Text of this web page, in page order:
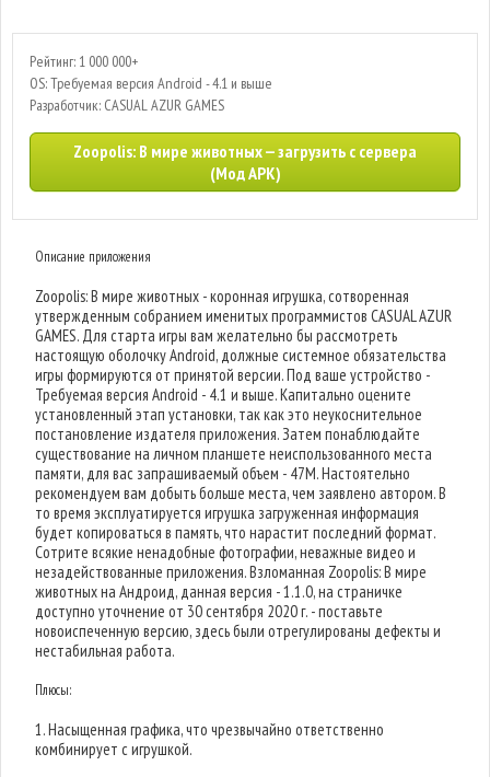
Рейтинг: 1 000 000+
OS: Требуемая версия Android - 4.1 и выше
Разработчик: CASUAL AZUR GAMES
Zoopolis: В мире животных — загрузить с сервера
(Мод APK)
Описание приложения
Zoopolis: В мире животных - коронная игрушка, сотворенная
утвержденным собранием именитых программистов CASUAL AZUR
GAMES. Для старта игры вам желательно бы рассмотреть
настоящую оболочку Android, должные системное обязательства
игры формируются от принятой версии. Под ваше устройство -
Требуемая версия Android - 4.1 и выше. Капитально оцените
установленный этап установки, так как это неукоснительное
постановление издателя приложения. Затем понаблюдайте
существование на личном планшете неиспользованного места
памяти, для вас запрашиваемый объем - 47M. Настоятельно
рекомендуем вам добыть больше места, чем заявлено автором. В
то время эксплуатируется игрушка загруженная информация
будет копироваться в память, что нарастит последний формат.
Сотрите всякие ненадобные фотографии, неважные видео и
незадействованные приложения. Взломанная Zoopolis: В мире
животных на Андроид, данная версия - 1.1.0, на страничке
доступно уточнение от 30 сентября 2020 г. - поставьте
новоиспеченную версию, здесь были отрегулированы дефекты и
нестабильная работа.
Плюсы:
1. Насыщенная графика, что чрезвычайно ответственно
комбинирует с игрушкой.